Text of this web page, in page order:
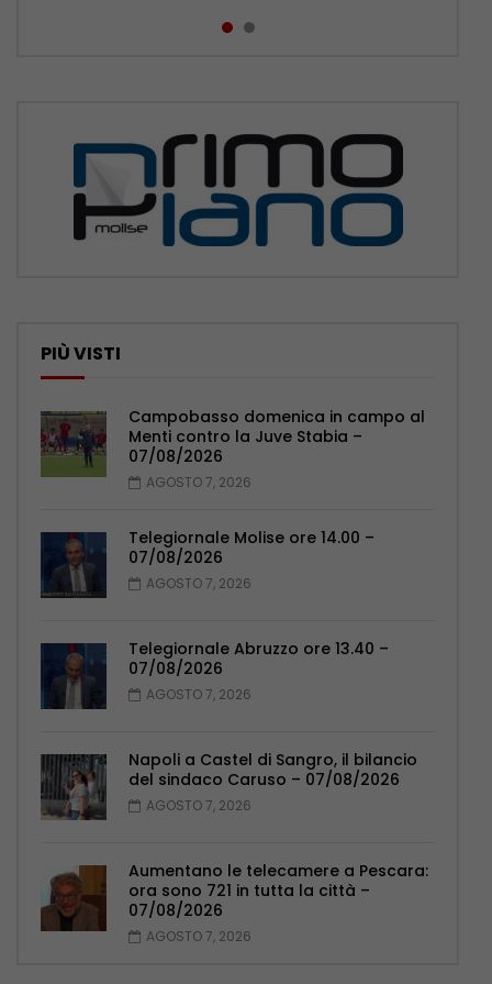
PIÙ VISTI
Campobasso domenica in campo al
Menti contro la Juve Stabia –
07/08/2026
AGOSTO 7, 2026
Telegiornale Molise ore 14.00 –
07/08/2026
AGOSTO 7, 2026
Telegiornale Abruzzo ore 13.40 –
07/08/2026
AGOSTO 7, 2026
Napoli a Castel di Sangro, il bilancio
del sindaco Caruso – 07/08/2026
AGOSTO 7, 2026
Aumentano le telecamere a Pescara:
ora sono 721 in tutta la città –
07/08/2026
AGOSTO 7, 2026